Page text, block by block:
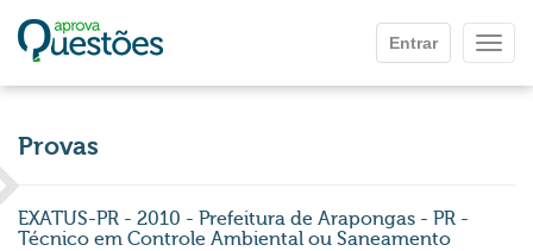
Entrar
Provas
EXATUS-PR - 2010 - Prefeitura de Arapongas - PR -
Técnico em Controle Ambiental ou Saneamento